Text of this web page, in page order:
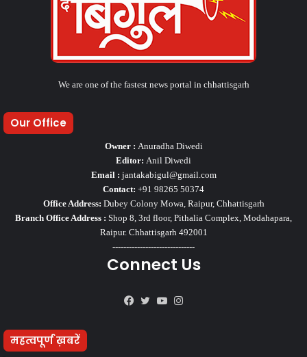
We are one of the fastest news portal in chhattisgarh
Our Office
Owner : Anuradha Diwedi
Editor: Anil Diwedi
Email : jantakabigul@gmail.com
Contact: +91 98265 50374
Office Address: Dubey Colony Mowa, Raipur, Chhattisgarh
Branch Office Address : Shop 8, 3rd floor, Pithalia Complex, Modahapara,
Raipur. Chhattisgarh 492001
------------------------------
Connect Us
Facebook
TwitterYouTube
महत्वपूर्ण ख़बरें